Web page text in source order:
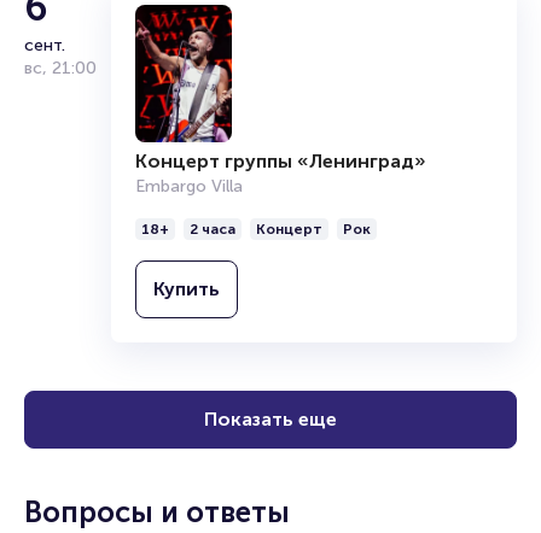
сент.
вс, 21:00
Концерт группы «Ленинград»
Embargo Villa
18+ 2 часа Концерт Рок
Купить
Показать еще
Вопросы и ответы